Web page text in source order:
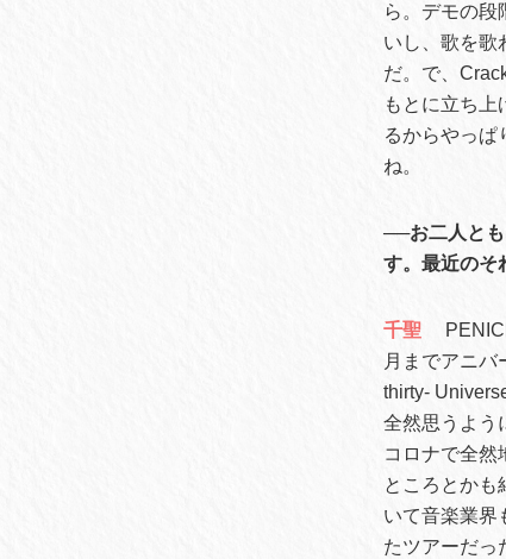
ら。デモの段
いし、歌を歌
だ。で、
もとに立ち
るからやっぱ
ね。
──お二人とも
す。最近のそ
千聖
月までアニ
thirty-
全然思うよう
コロナで全然
ところとかも
いて音楽業界
たツアーだっ